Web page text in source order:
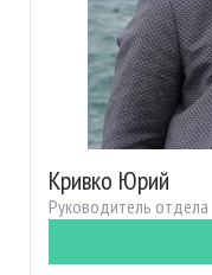
Кривко Юрий
Руководитель отдела